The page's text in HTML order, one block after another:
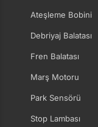
Ateşleme Bobini
Debriyaj Balatası
Fren Balatası
Marş Motoru
Park Sensörü
Stop Lambası